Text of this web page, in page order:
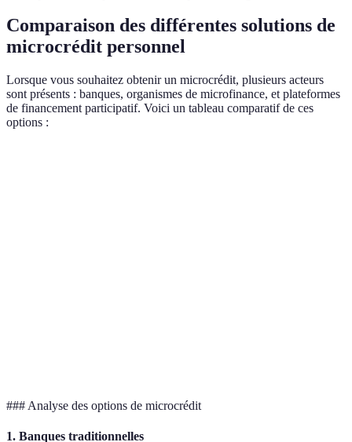
Comparaison des différentes solutions de
microcrédit personnel
Lorsque vous souhaitez obtenir un microcrédit, plusieurs acteurs
sont présents : banques, organismes de microfinance, et plateformes
de financement participatif. Voici un tableau comparatif de ces
options :
### Analyse des options de microcrédit
1. Banques traditionnelles